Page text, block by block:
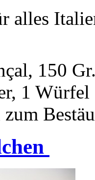
alles
150
1